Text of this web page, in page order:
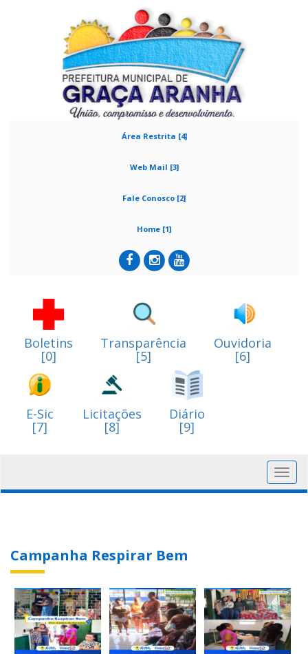
Área Restrita [4]
Web Mail [3]
Fale Conosco [2]
Home [1]
Boletins
[0]
Transparência
[5]
Ouvidoria
[6]
E-Sic
[7]
Licitações
[8]
Diário
[9]
Campanha Respirar Bem